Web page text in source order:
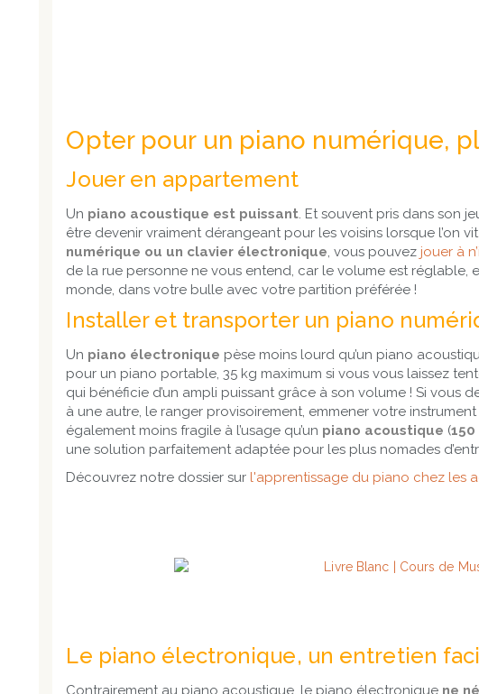
Opter pour un piano numérique,
Jouer en appartement
Un piano acoustique est puissant. Et souvent pris dans son
être devenir vraiment dérangeant pour les voisins lorsque l’on
numérique ou un clavier électronique, vous pouvez jouer à
de la rue personne ne vous entend, car le volume est
monde, dans votre bulle avec votre partition préférée !
Installer et transporter un piano
Un piano électronique pèse moins lourd qu’un piano
pour un piano portable, 35 kg maximum si vous vous laissez
qui bénéficie d’un ampli puissant grâce à son volume ! Si vous
à une autre, le ranger provisoirement, emmener votre
également moins fragile à l’usage qu’un piano acoustique (150
une solution parfaitement adaptée pour les plus nomades
Découvrez notre dossier sur l'apprentissage du piano chez les
Le piano électronique, un entretien